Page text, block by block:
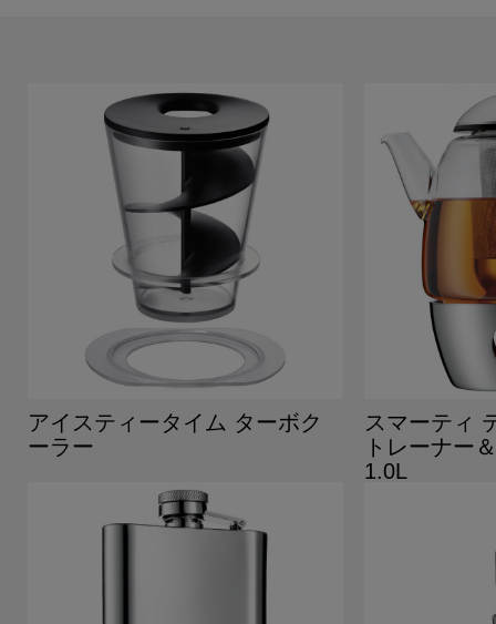
アイスティータイム ターボク
ーラー
スマーティ
トレーナー
1.0L